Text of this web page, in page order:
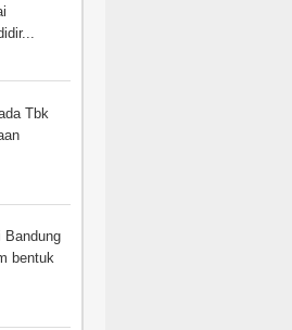
Tbk
Bandung
bentuk